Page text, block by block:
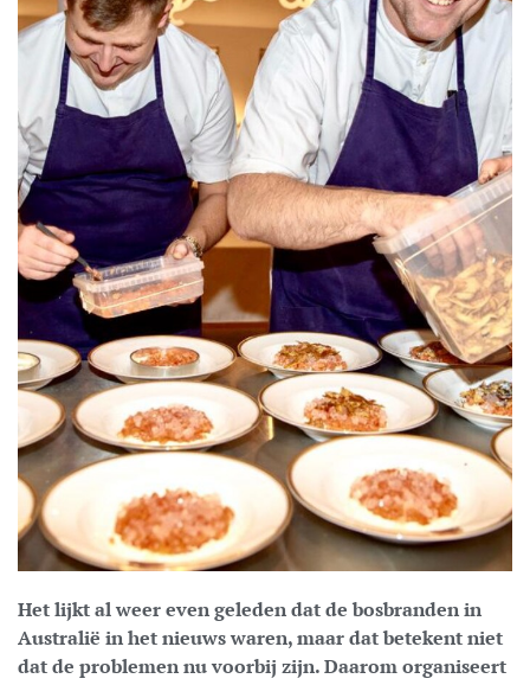
Het lijkt al weer even geleden dat de bosbranden in
Australië in het nieuws waren, maar dat betekent niet
dat de problemen nu voorbij zijn. Daarom organiseert